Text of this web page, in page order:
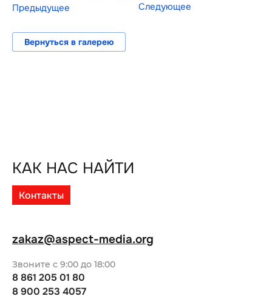
Предыдущее Следующее
Вернуться в галерею
КАК НАС НАЙТИ
Контакты
Звоните с 9:00 до 18:00
8 861 205 01 80
8 900 253 4057
zakaz@aspect-media.org